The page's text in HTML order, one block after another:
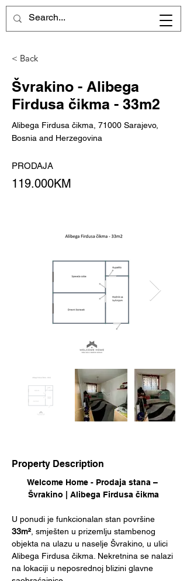
< Back
Švrakino - Alibega
Firdusa čikma - 33m2
Alibega Firdusa čikma, 71000 Sarajevo,
Bosnia and Herzegovina
PRODAJA
119.000KM
Property Description
Welcome Home - Prodaja stana –
Švrakino | Alibega Firdusa čikma
U ponudi je funkcionalan stan površine
33m² , smješten u prizemlju stambenog
objekta na ulazu u naselje Švrakino, u ulici
Alibega Firdusa čikma. Nekretnina se nalazi
na lokaciji u neposrednoj blizini glavne